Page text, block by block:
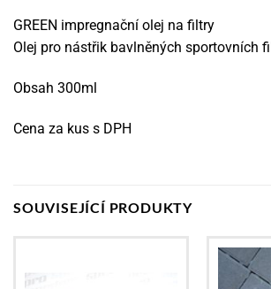
GREEN impregnační olej na filtry
Olej pro nástřik bavlněných sportovních
Obsah 300ml
Cena za kus s DPH
SOUVISEJÍCÍ PRODUKTY